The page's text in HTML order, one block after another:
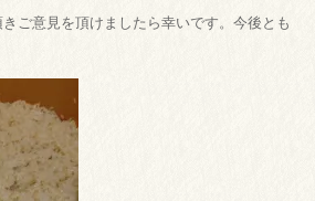
ご意見を頂けましたら幸いです。今後とも